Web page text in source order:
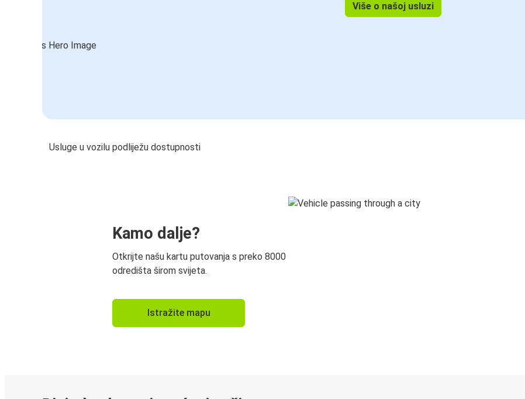
Više o našoj usluzi
Usluge u vozilu podliježu dostupnosti
Kamo dalje?
Otkrijte našu kartu putovanja s preko 8000
odredišta širom svijeta.
Istražite mapu